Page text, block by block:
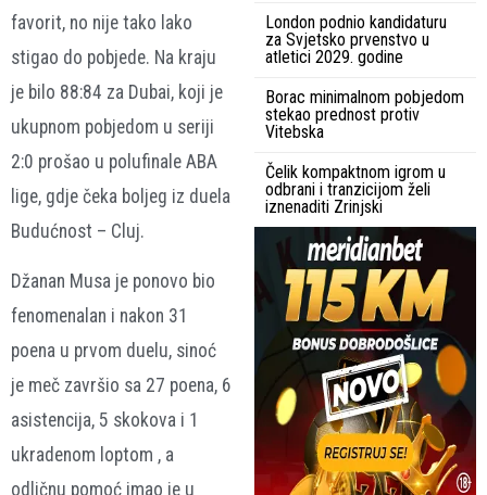
favorit, no nije tako lako
stigao do pobjede. Na kraju
je bilo 88:84 za Dubai, koji je
ukupnom pobjedom u seriji
2:0 prošao u polufinale ABA
lige, gdje čeka boljeg iz duela
Budućnost – Cluj.
Džanan Musa je ponovo bio
fenomenalan i nakon 31
poena u prvom duelu, sinoć
je meč završio sa 27 poena, 6
asistencija, 5 skokova i 1
ukradenom loptom , a
odličnu pomoć imao je u
London podnio kandidaturu
za Svjetsko prvenstvo u
atletici 2029. godine
Borac minimalnom pobjedom
stekao prednost protiv
Vitebska
Čelik kompaktnom igrom u
odbrani i tranzicijom želi
iznenaditi Zrinjski